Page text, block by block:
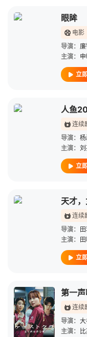
眼眸
电影
导演：
主演：
立
人鱼
连续
导演：
主演：
立
天才
连续
导演：
主演：
立
第一
连续
导演：
主演：